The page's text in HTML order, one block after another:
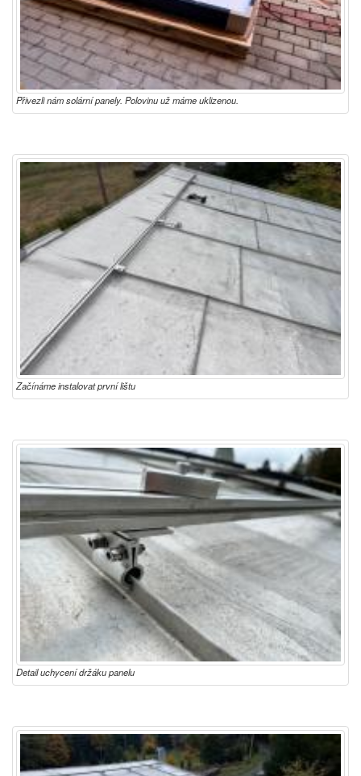
Přivezli nám solární panely. Polovinu už máme uklizenou.
Začínáme instalovat první lištu
Detail uchycení držáku panelu